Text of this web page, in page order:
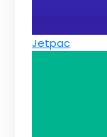
Jetpac